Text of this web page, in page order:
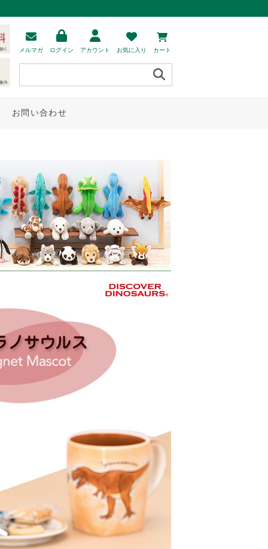
メルマガ ログイン アカウント お気に入り カート
お問い合わせ